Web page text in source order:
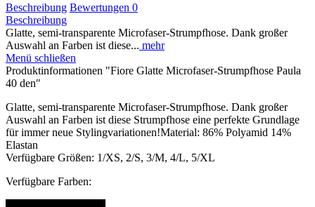
Beschreibung Bewertungen 0
Beschreibung
Glatte, semi-transparente Microfaser-Strumpfhose. Dank großer
Auswahl an Farben ist diese... mehr
Menü schließen
Produktinformationen "Fiore Glatte Microfaser-Strumpfhose Paula
40 den"
Glatte, semi-transparente Microfaser-Strumpfhose. Dank großer
Auswahl an Farben ist diese Strumpfhose eine perfekte Grundlage
für immer neue Stylingvariationen!Material: 86% Polyamid 14%
Elastan
Verfügbare Größen: 1/XS, 2/S, 3/M, 4/L, 5/XL
Verfügbare Farben: